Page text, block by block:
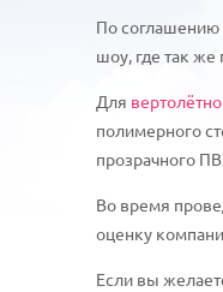
По соглашению
шоу, где так же
Для
полимерного
прозрачного
Во время
оценку
Если вы